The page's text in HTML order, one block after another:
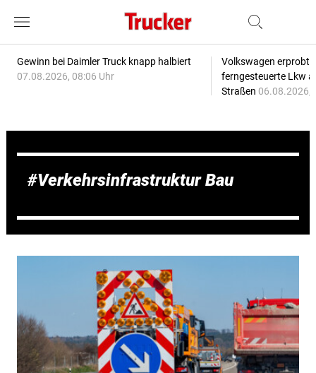
Gewinn bei Daimler Truck knapp halbiert
07.08.2026, 08:06 Uhr
Volkswagen erprobt
ferngesteuerte Lkw
Straßen 06.08.2026,
Verkehrsinfrastruktur Bau